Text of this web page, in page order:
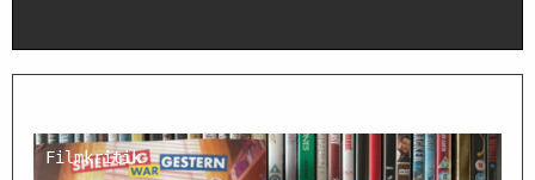
Filmkritik